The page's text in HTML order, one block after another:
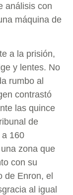
análisis con
máquina de
a la prisión,
y lentes. No
rumbo al
contrastó
las quince
de
160
zona que
con su
de Enron, el
al igual